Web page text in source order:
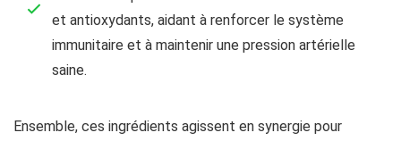
et antioxydants, aidant à renforcer le système
immunitaire et à maintenir une pression artérielle
saine.
Ensemble, ces ingrédients agissent en synergie pour